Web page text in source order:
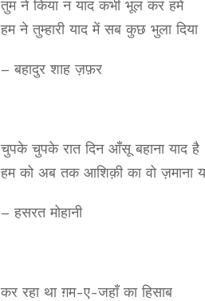
तुम ने किया न याद कभी भूल कर हमें
हम ने तुम्हारी याद में सब कुछ भुला दिया
– बहादुर शाह ज़फ़र
चुपके चुपके रात दिन आँसू बहाना याद है
हम को अब तक आशिक़ी का वो ज़माना
– हसरत मोहानी
कर रहा था ग़म-ए-जहाँ का हिसाब